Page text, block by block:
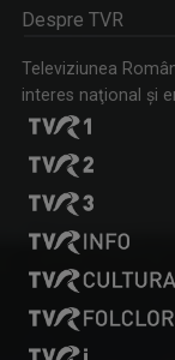
Despre TVR
Televiziunea
interes naţional şi